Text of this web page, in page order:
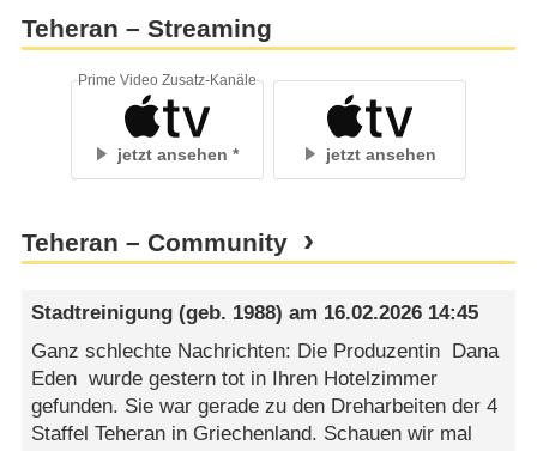
Teheran – Streaming
jetzt ansehen
Prime Video Zusatz-Kanäle
jetzt ansehen
Teheran – Community
Stadtreinigung (geb. 1988) am 16.02.2026 14:45
Ganz schlechte Nachrichten: Die Produzentin Dana
Eden wurde gestern tot in Ihren Hotelzimmer
gefunden. Sie war gerade zu den Dreharbeiten der 4
Staffel Teheran in Griechenland. Schauen wir mal